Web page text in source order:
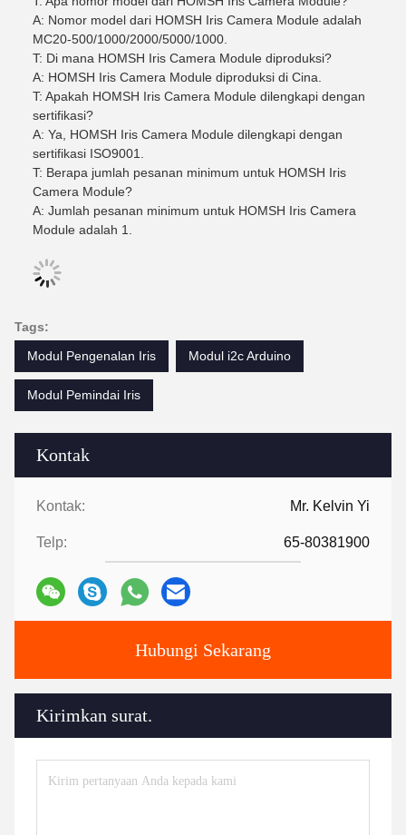
Kontak
Kontak: Mr. Kelvin Yi
Telp: 65-80381900
Hubungi Sekarang
Kirimkan surat.
A: Nomor model dari HOMSH Iris Camera Module adalah
MC20-500/1000/2000/5000/1000.
T: Di mana HOMSH Iris Camera Module diproduksi?
A: HOMSH Iris Camera Module diproduksi di Cina.
T: Apakah HOMSH Iris Camera Module dilengkapi dengan
sertifikasi?
A: Ya, HOMSH Iris Camera Module dilengkapi dengan
sertifikasi ISO9001.
T: Berapa jumlah pesanan minimum untuk HOMSH Iris
Camera Module?
A: Jumlah pesanan minimum untuk HOMSH Iris Camera
Module adalah 1.
Tags:
Modul Pengenalan Iris
Modul i2c Arduino
Modul Pemindai Iris